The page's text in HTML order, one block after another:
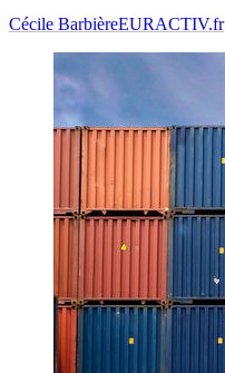
Cécile BarbièreEURACTIV.fr